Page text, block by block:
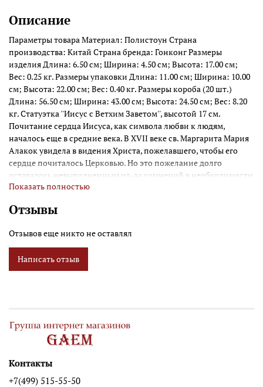
Описание
Параметры товара Материал: Полистоун Страна
производства: Китай Страна бренда: Гонконг Размеры
изделия Длина: 6.50 см; Ширина: 4.50 см; Высота: 17.00 см;
Вес: 0.25 кг. Размеры упаковки Длина: 11.00 см; Ширина: 10.00
см; Высота: 22.00 см; Вес: 0.40 кг. Размеры короба (20 шт.)
Длина: 56.50 см; Ширина: 43.00 см; Высота: 24.50 см; Вес: 8.20
кг. Статуэтка ''Иисус с Ветхим Заветом'', высотой 17 см.
Почитание сердца Иисуса, как символа любви к людям,
началось еще в средние века. В XVII веке св. Маргарита Мария
Алакок увидела в видения Христа, пожелавшего, чтобы его
сердце почиталось Церковью. Но это пожелание долго
оставалось невыполненным из-за сомнений в необходимости
установления нового всецерковного почитания. Размеры
Показать полностью
Отзывы
Отзывов еще никто не оставлял
Написать отзыв
Контакты
+7(499) 515-55-50